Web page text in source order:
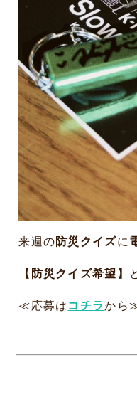
来週の 防災クイズに
【防災クイズ希望】
≪応募は コチラから